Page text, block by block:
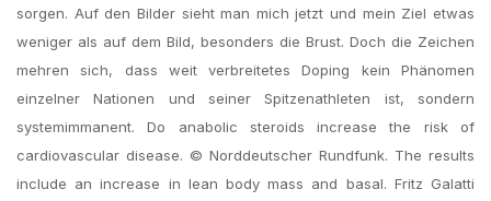
sorgen. Auf den Bilder sieht man mich jetzt und mein Ziel etwas
weniger als auf dem Bild, besonders die Brust. Doch die Zeichen
mehren sich, dass weit verbreitetes Doping kein Phänomen
einzelner Nationen und seiner Spitzenathleten ist, sondern
systemimmanent. Do anabolic steroids increase the risk of
cardiovascular disease. © Norddeutscher Rundfunk. The results
include an increase in lean body mass and basal. Fritz Galatti